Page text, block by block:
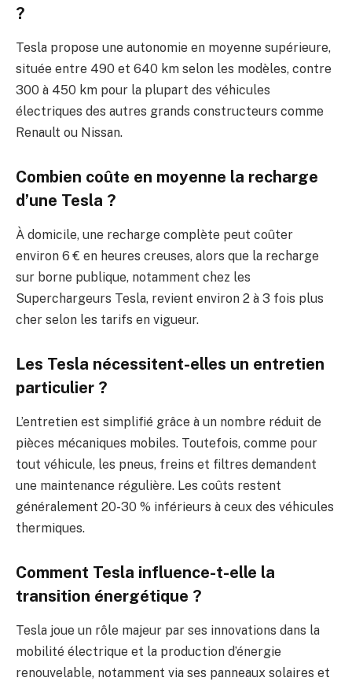
?
Tesla propose une autonomie en moyenne supérieure,
située entre 490 et 640 km selon les modèles, contre
300 à 450 km pour la plupart des véhicules
électriques des autres grands constructeurs comme
Renault ou Nissan.
Combien coûte en moyenne la recharge
d’une Tesla ?
À domicile, une recharge complète peut coûter
environ 6 € en heures creuses, alors que la recharge
sur borne publique, notamment chez les
Superchargeurs Tesla, revient environ 2 à 3 fois plus
cher selon les tarifs en vigueur.
Les Tesla nécessitent-elles un entretien
particulier ?
L’entretien est simplifié grâce à un nombre réduit de
pièces mécaniques mobiles. Toutefois, comme pour
tout véhicule, les pneus, freins et filtres demandent
une maintenance régulière. Les coûts restent
généralement 20-30 % inférieurs à ceux des véhicules
thermiques.
Comment Tesla influence-t-elle la
transition énergétique ?
Tesla joue un rôle majeur par ses innovations dans la
mobilité électrique et la production d’énergie
renouvelable, notamment via ses panneaux solaires et